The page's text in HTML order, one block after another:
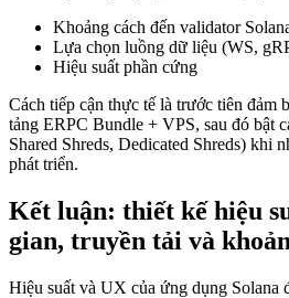
Khoảng cách đến validator
Lựa chọn luồng dữ liệu (WS,
Hiệu suất phần cứng
Cách tiếp cận thực tế là trước tiên đảm
tảng ERPC Bundle + VPS, sau đó bật
Shared Shreds, Dedicated Shreds) khi
phát triển.
Kết luận: thiết kế hiệu
gian, truyền tải và
Hiệu suất và UX của ứng dụng Solana